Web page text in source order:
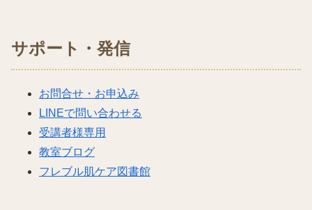
サポート・発信
お問合せ・お申込み
LINEで問い合わせる
受講者様専用
教室ブログ
フレブル肌ケア図書館